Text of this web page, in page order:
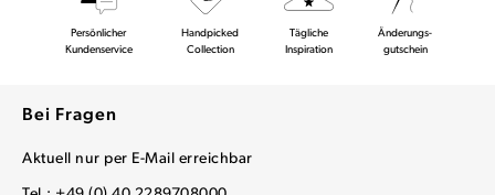
Persönlicher
Kundenservice
Handpicked
Collection
Tägliche
Inspiration
Änderungs-
gutschein
Bei Fragen
Aktuell nur per E-Mail erreichbar